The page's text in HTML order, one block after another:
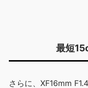
最短
さらに、XF16mm